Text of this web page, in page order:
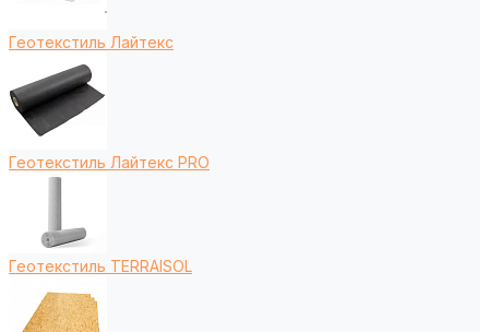
Геотекстиль Лайтекс
Геотекстиль Лайтекс PRO
Геотекстиль TERRAISOL